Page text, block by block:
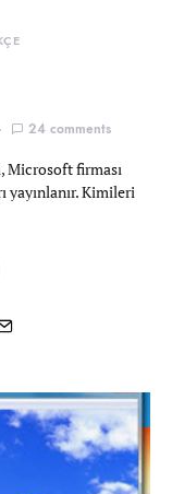
24 comments
Microsoft firması
yayınlanır. Kimileri